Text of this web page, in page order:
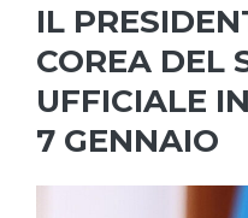
IL
COREA DEL
UFFICIALE
7 GENNAIO